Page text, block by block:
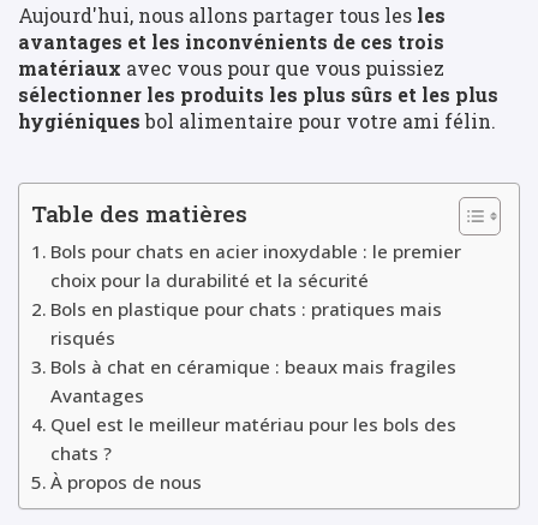
Aujourd'hui, nous allons partager tous les les
avantages et les inconvénients de ces trois
matériaux avec vous pour que vous puissiez
sélectionner les produits les plus sûrs et les plus
hygiéniquesbol alimentaire pour votre ami félin.
Table des matières
Bols pour chats en acier inoxydable : le premier
choix pour la durabilité et la sécurité
Bols en plastique pour chats : pratiques mais
risqués
Bols à chat en céramique : beaux mais fragiles
Avantages
Quel est le meilleur matériau pour les bols des
chats ?
À propos de nous